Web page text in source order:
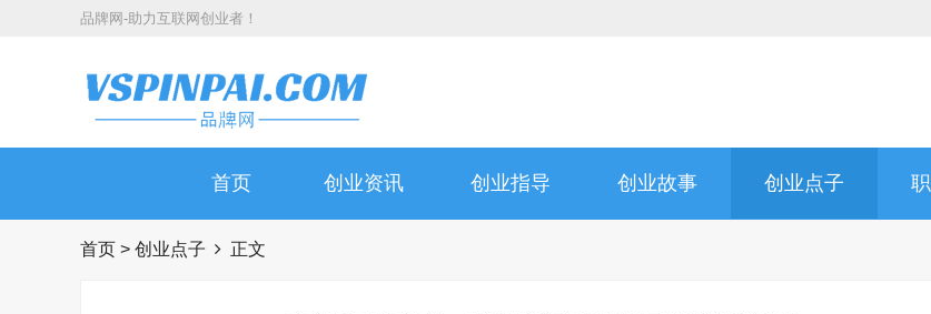
品牌网-助力互联网创业者！
首页 创业资讯 创业指导 创业故事 创业点子
首页 > 创业点子 正文